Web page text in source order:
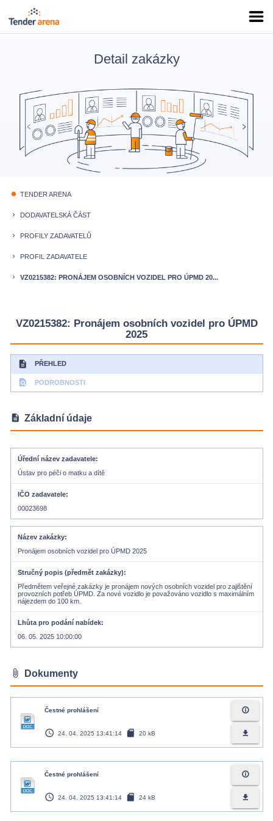
Detail zakázky
fiber_manual_record TENDER ARENA
keyboard_arrow_right DODAVATELSKÁ ČÁST
keyboard_arrow_right PROFILY ZADAVATELŮ
keyboard_arrow_right PROFIL ZADAVATELE
keyboard_arrow_right VZ0215382: PRONÁJEM OSOBNÍCH VOZIDEL PRO ÚPMD 20...
VZ0215382: Pronájem osobních vozidel pro ÚPMD
2025
description PŘEHLED
find_in_page PODROBNOSTI
description Základní údaje
Úřední název zadavatele
Ústav pro péči o matku a dítě
IČO zadavatele
00023698
Název zakázky
Pronájem osobních vozidel pro ÚPMD 2025
Stručný popis (předmět zakázky)
Předmětem veřejné zakázky je pronájem nových osobních vozidel pro zajištění
provozních potřeb ÚPMD. Za nové vozidlo je považováno vozidlo s maximálním
nájezdem do 100 km.
Lhůta pro podání nabídek
06. 05. 2025 10:00:00
attach_file Dokumenty
Čestné prohlášení
access_time 24. 04. 2025 13:41:14 sd_card 20 kB
info_outline
file_download
Čestné prohlášení
access_time 24. 04. 2025 13:41:14 sd_card 24 kB
info_outline
file_download